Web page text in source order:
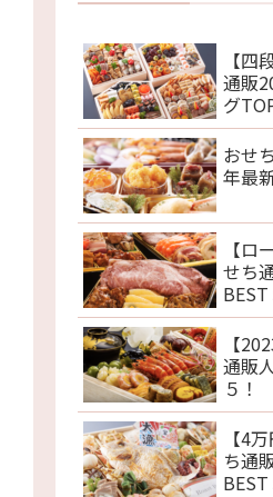
【四
通販
グ
おせ
年最
【ロ
せち
BEST
【
通販
５！
【4
ち通